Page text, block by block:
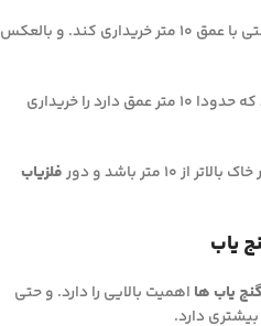
دیگر نیاز نبست که دستگاه گران قیمتی با عمق ۱۰ متر خریداری کند. و بالعکس
را برای محل مورد نظر خود که حدودا ۱۰ متر عمق دارد را خریداری
۱۰ متر باشد و دور
فلزیاب
یاب
یاب ها اهمیت بالایی را دارد. و حتی
دارد.